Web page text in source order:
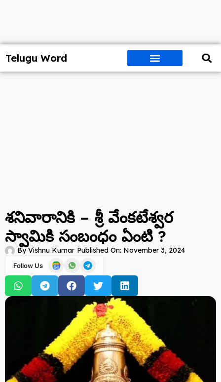
Telugu Word
శనివారానికి – శ్రీ వేంకటేశ్వర
స్వామికి సంబంధం ఏంటి ?
ByVishnu Kumar Published On: November 3, 2024
Follow Us